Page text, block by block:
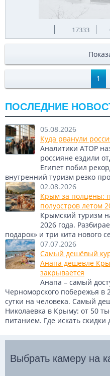
17333
1
ПОСЛЕДНИЕ
05.08.2026
Куда рванули
Аналитики АТОР
россияне ездили
Египет побил
внутренний туризм резко
02.08.2026
Крым за полцены:
полуостров летом
Крымский туризм
2026 года.
подарок» и три кита нового
07.07.2026
Самый дешёвый
Анапа дешевле
закрывается
Анапа – самый
Черноморского побережья в
сутки на человека. Самый
Николаевка в Крыму: от 50
питанием. Где искать скидки
Выбрать камеру на